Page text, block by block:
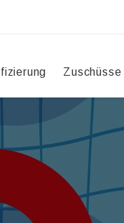
Zuschüsse